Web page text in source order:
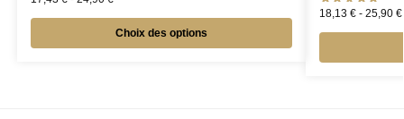
Choix des options
18,13 €- 25,90 €